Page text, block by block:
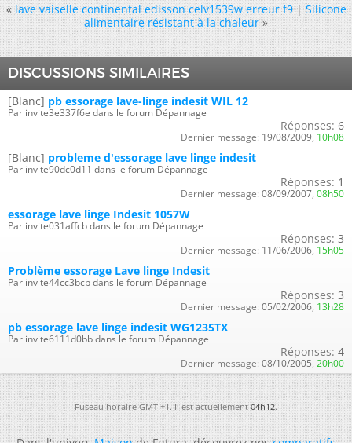
« lave vaiselle continental edisson celv1539w erreur f9|Silicone
alimentaire résistant à la chaleur »
DISCUSSIONS SIMILAIRES
[Blanc] pb essorage lave-linge indesit WIL 12
Par invite3e337f6e dans le forum Dépannage
Réponses: 6
Dernier message: 19/08/2009, 10h08
[Blanc] probleme d'essorage lave linge indesit
Par invite90dc0d11 dans le forum Dépannage
Réponses: 1
Dernier message: 08/09/2007, 08h50
essorage lave linge Indesit 1057W
Par invite031affcb dans le forum Dépannage
Réponses: 3
Dernier message: 11/06/2006, 15h05
Problème essorage Lave linge Indesit
Par invite44cc3bcb dans le forum Dépannage
Réponses: 3
Dernier message: 05/02/2006, 13h28
pb essorage lave linge indesit WG1235TX
Par invite6111d0bb dans le forum Dépannage
Réponses: 4
Dernier message: 08/10/2005, 20h00
Fuseau horaire GMT +1. Il est actuellement04h12.